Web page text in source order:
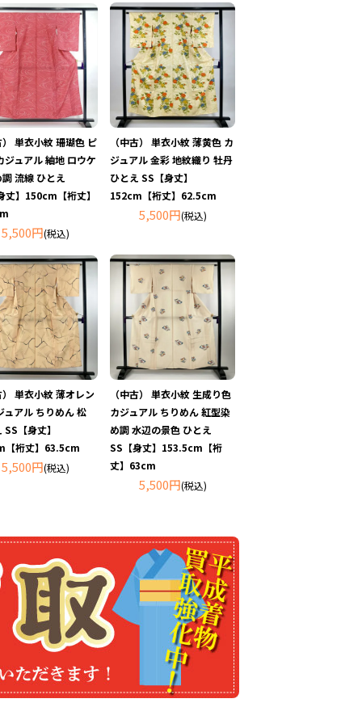
単衣小紋 珊瑚色 ピ
ジュアル 紬地 ロウケ
流線 ひとえ
丈】150cm【裄丈】
5,500円(税込)
（中古） 単衣小紋 薄黄色 カ
ジュアル 金彩 地紋織り 牡丹
ひとえ SS【身丈】
152cm【裄丈】62.5cm
5,500円(税込)
単衣小紋 薄オレン
ュアル ちりめん 松
【身丈】
【裄丈】63.5cm
5,500円(税込)
（中古） 単衣小紋 生成り色
カジュアル ちりめん 紅型染
め調 水辺の景色 ひとえ
SS【身丈】153.5cm【裄
丈】63cm
5,500円(税込)